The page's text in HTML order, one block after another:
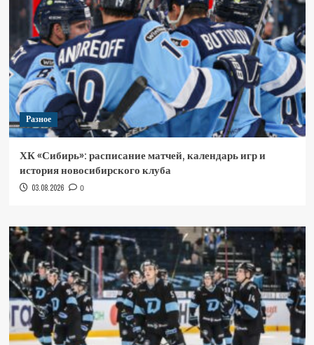
Разное
ХК «Сибирь»: расписание матчей, календарь игр и
история новосибирского клуба
03.08.2026 0